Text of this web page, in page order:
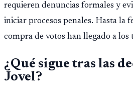
requieren denuncias formales y
iniciar procesos penales. Hasta la
compra de votos han llegado a los
¿Qué sigue tras las
Jovel?